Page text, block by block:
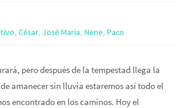
,César,José María, Nene, Paco
pero después de la tempestad llega la
amanecer sin lluvia estaremos así todo el
encontrado en los caminos. Hoy el